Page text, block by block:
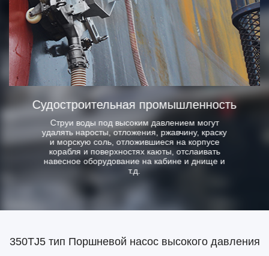
Судостроительная промышленность
Струи воды под высоким давлением могут
удалять наросты, отложения, ржавчину, краску
и морскую соль, отложившиеся на корпусе
корабля и поверхностях каюты, отслаивать
навесное оборудование на кабине и днище и
т.д.
350TJ5 тип Поршневой насос высокого давления